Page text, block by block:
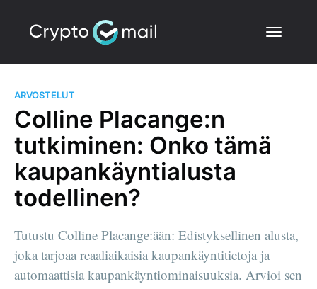
ARVOSTELUT
Colline Placange:n
tutkiminen: Onko tämä
kaupankäyntialusta
todellinen?
Tutustu Colline Placange:ään: Edistyksellinen alusta,
joka tarjoaa reaaliaikaisia kaupankäyntitietoja ja
automaattisia kaupankäyntiominaisuuksia. Arvioi sen